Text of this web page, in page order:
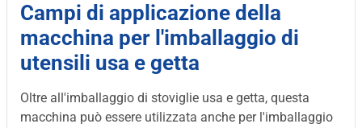
Campi di applicazione della
macchina per l'imballaggio di
utensili usa e getta
Oltre all'imballaggio di stoviglie usa e getta, questa
macchina può essere utilizzata anche per l'imballaggio